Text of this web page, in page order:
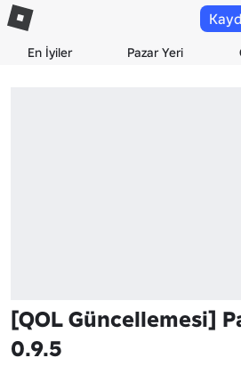
En İyiler Pazar Yeri
[QOL Güncellemesi]
0.9.5